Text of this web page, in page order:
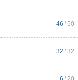
46 / 50
32 / 32
6 / 20